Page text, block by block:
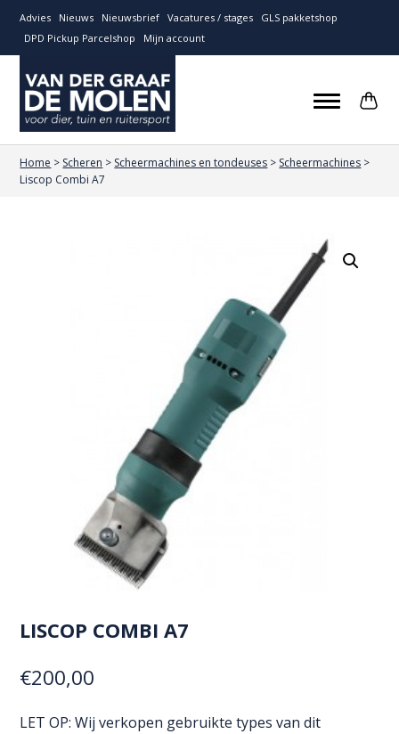
Advies Nieuws Nieuwsbrief Vacatures / stages
GLS pakketshop
DPD Pickup Parcelshop
Mijn account
Home > Scheren > Scheermachines en tondeuses > Scheermachines >
Liscop Combi A7
LISCOP COMBI A7
€200,00
LET OP: Wij verkopen gebruikte types van dit